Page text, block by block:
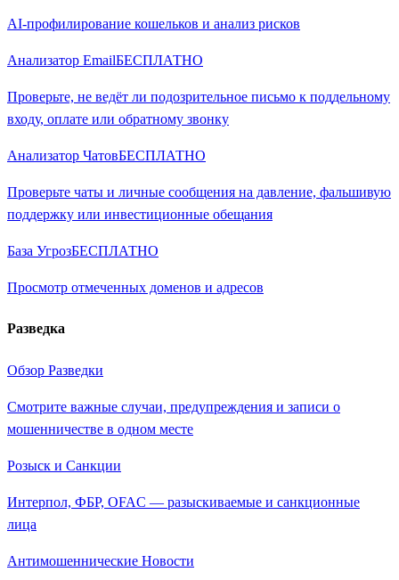
AI-профилирование кошельков и анализ рисков
Анализатор EmailБЕСПЛАТНО
Проверьте, не ведёт ли подозрительное письмо к поддельному
входу, оплате или обратному звонку
Анализатор ЧатовБЕСПЛАТНО
Проверьте чаты и личные сообщения на давление, фальшивую
поддержку или инвестиционные обещания
База УгрозБЕСПЛАТНО
Просмотр отмеченных доменов и адресов
Разведка
Обзор Разведки
Смотрите важные случаи, предупреждения и записи о
мошенничестве в одном месте
Розыск и Санкции
Интерпол, ФБР, OFAC — разыскиваемые и санкционные
лица
Антимошеннические Новости